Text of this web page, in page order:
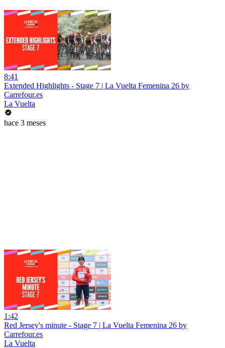
8:41
Extended Highlights - Stage 7 | La Vuelta Femenina 26 by
Carrefour.es
La Vuelta
hace 3 meses
1:42
Red Jersey's minute - Stage 7 | La Vuelta Femenina 26 by
Carrefour.es
La Vuelta